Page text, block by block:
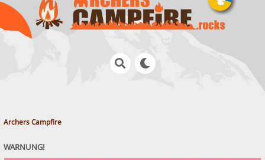
Archers Campfire
WARNUNG!